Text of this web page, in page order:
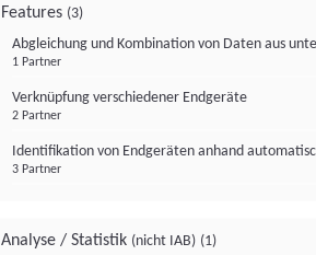
Features (3)
Abgleichung und Kombination von Daten aus
1 Partner
Verknüpfung verschiedener Endgeräte
2 Partner
Identifikation von Endgeräten anhand
3 Partner
Analyse / Statistik (nicht IAB) (1)